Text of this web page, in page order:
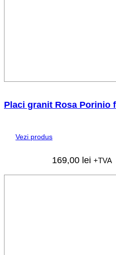
Placi granit Rosa Porinio
Vezi produs
169,00 lei +TVA